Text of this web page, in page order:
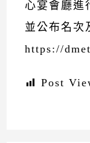
心宴會廳進
並公布名次
https://
Post